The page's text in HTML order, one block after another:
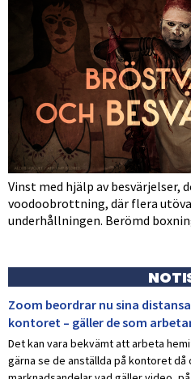
Vinst med hjälp av besvärjelser,
voodoobrottning, där flera
underhållningen. Berömd
Zoom beordrar nu sina
kontoret – gäller de som
Det kan vara bekvämt att arbeta
gärna se de anställda på kontoret